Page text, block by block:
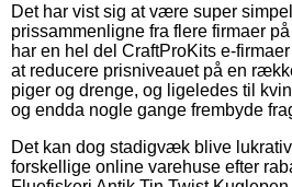
Det har vist sig at være super
prissammenligne fra flere firmaer
har en hel del CraftProKits e-
at reducere prisniveauet på en
piger og drenge, og ligeledes til
og endda nogle gange frembyde
Det kan dog stadigvæk blive
forskellige online varehuse efter